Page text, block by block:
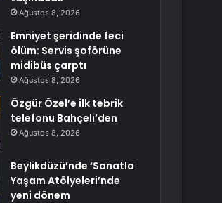
Ağustos 8, 2026
Emniyet şeridinde feci
ölüm: Servis şoförüne
midibüs çarptı
Ağustos 8, 2026
Özgür Özel’e ilk tebrik
telefonu Bahçeli’den
Ağustos 8, 2026
Beylikdüzü’nde ‘Sanatla
Yaşam Atölyeleri’nde
yeni dönem